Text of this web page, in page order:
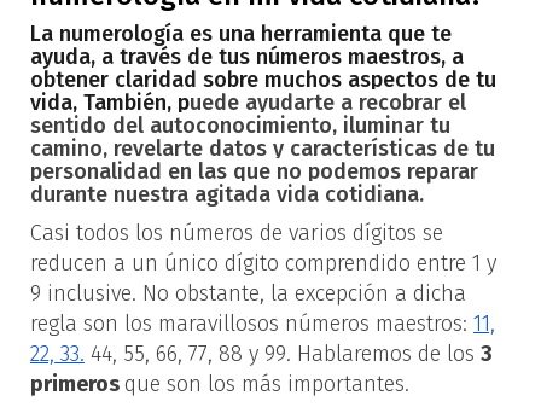
La numerología es una herramienta que te
ayuda, a través de tus números maestros, a
obtener claridad sobre muchos aspectos de tu
vida, También, puede ayudarte a recobrar el
sentido del autoconocimiento, iluminar tu
camino, revelarte datos y características de tu
personalidad en las que no podemos reparar
durante nuestra agitada vida cotidiana.
Casi todos los números de varios dígitos se
reducen a un único dígito comprendido entre 1 y
9 inclusive. No obstante, la excepción a dicha
regla son los maravillosos números maestros: 11,
22, 33. 44, 55, 66, 77, 88 y 99. Hablaremos de los 3
primeros que son los más importantes.